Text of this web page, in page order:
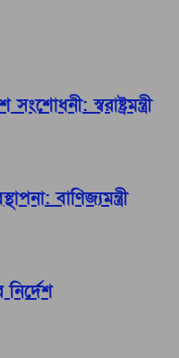
স্বরাষ্ট্রমন্ত্রী
বাণিজ্যমন্ত্রী
নির্দেশ